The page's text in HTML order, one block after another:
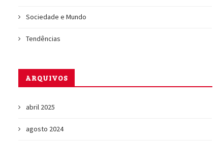
Sociedade e Mundo
Tendências
ARQUIVOS
abril 2025
agosto 2024